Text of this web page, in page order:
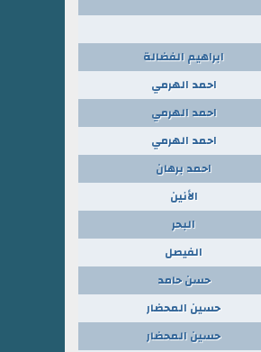
ابراهيم الفضالة
احمد الهرمي
احمد الهرمي
احمد الهرمي
احمد برهان
الأنين
البحر
الفيصل
حسن حامد
حسين المحضار
حسين المحضار